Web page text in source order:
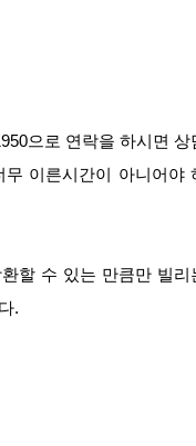
으로 연락을 하시면 상
이른시간이 아니어야
할 수 있는 만큼만 빌리
.